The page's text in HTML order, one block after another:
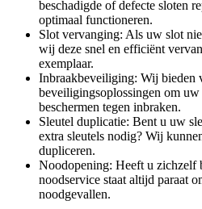
beschadigde of defecte sloten
optimaal functioneren.
Slot vervanging: Als uw slot
wij deze snel en efficiënt
exemplaar.
Inbraakbeveiliging: Wij bieden
beveiligingsoplossingen om
beschermen tegen inbraken.
Sleutel duplicatie: Bent u uw
extra sleutels nodig? Wij
dupliceren.
Noodopening: Heeft u zichzelf
noodservice staat altijd paraat
noodgevallen.